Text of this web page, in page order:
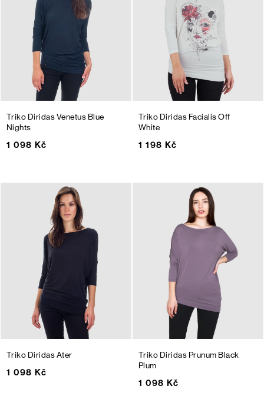
Triko Diridas Venetus Blue
Nights
1 098 Kč
Triko Diridas FacialisOff
White
1 198 Kč
Triko Diridas Ater
1 098 Kč
Triko Diridas Prunum Black
Plum
1 098 Kč